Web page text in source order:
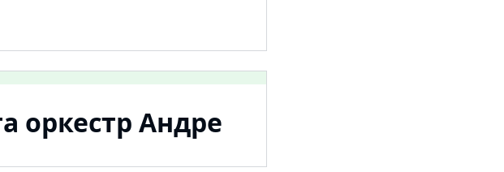
оркестр Андре